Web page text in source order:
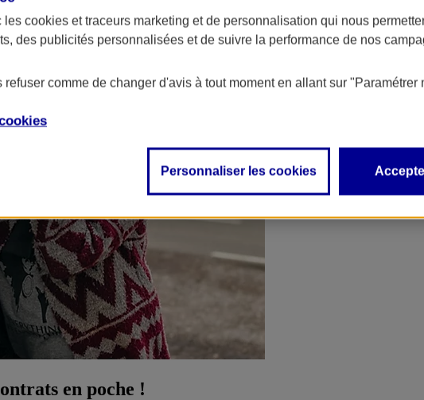
en poche !
les cookies et traceurs marketing et de personnalisation qui nous
des publicités personnalisées et de suivre la performance de nos
comme de changer d'avis à tout moment en allant sur "Paramétrer
Personnaliser les cookies